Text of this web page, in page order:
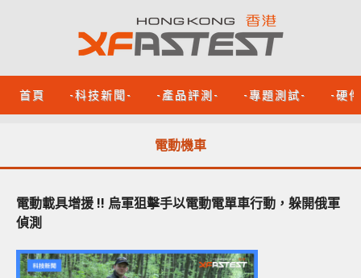
首頁 -科技新聞- -產品評測- -專題測試- -硬
電動機車
電動載具增援 !! 烏軍狙擊手以電動電單車行動，躲開俄軍
偵測